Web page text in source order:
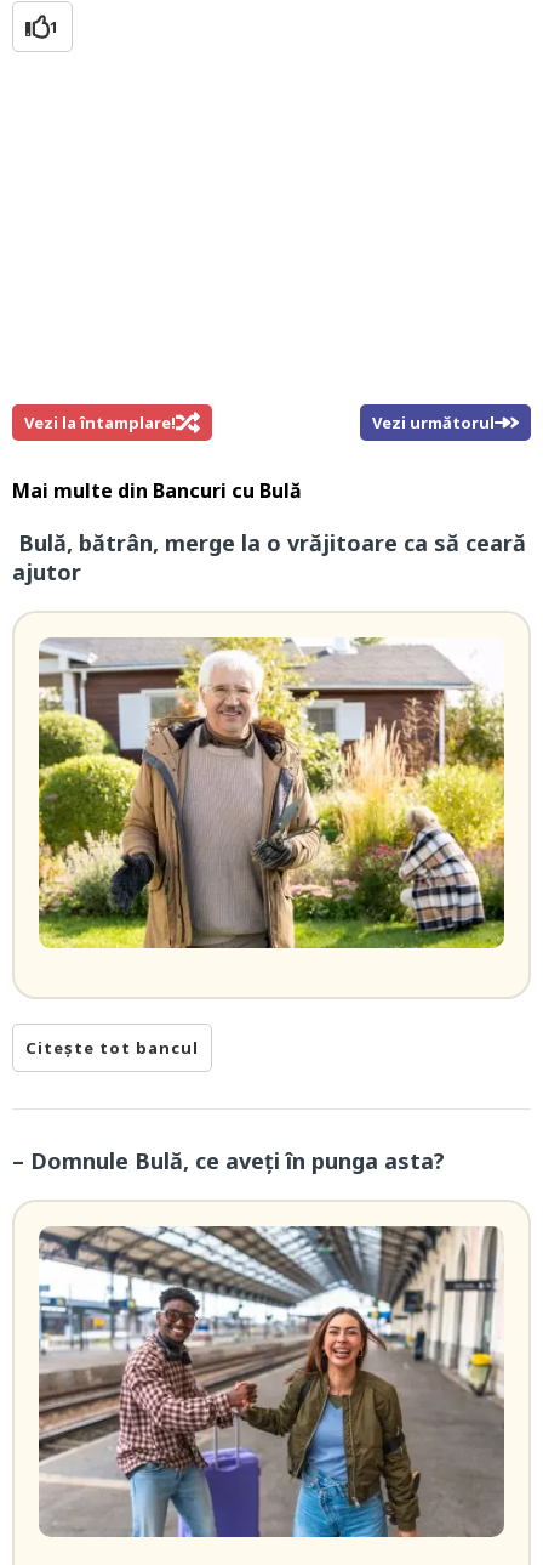
1
Vezi la întamplare! Vezi următorul
Mai multe din Bancuri cu Bulă
Bulă, bătrân, merge la o vrăjitoare ca să ceară
ajutor
Citește tot bancul
– Domnule Bulă, ce aveți în punga asta?